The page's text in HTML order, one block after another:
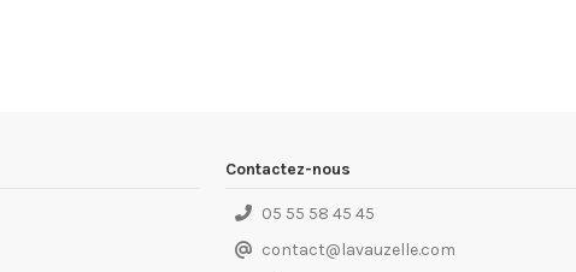
Contactez-nous
05 55 58 45 45
contact@lavauzelle.com